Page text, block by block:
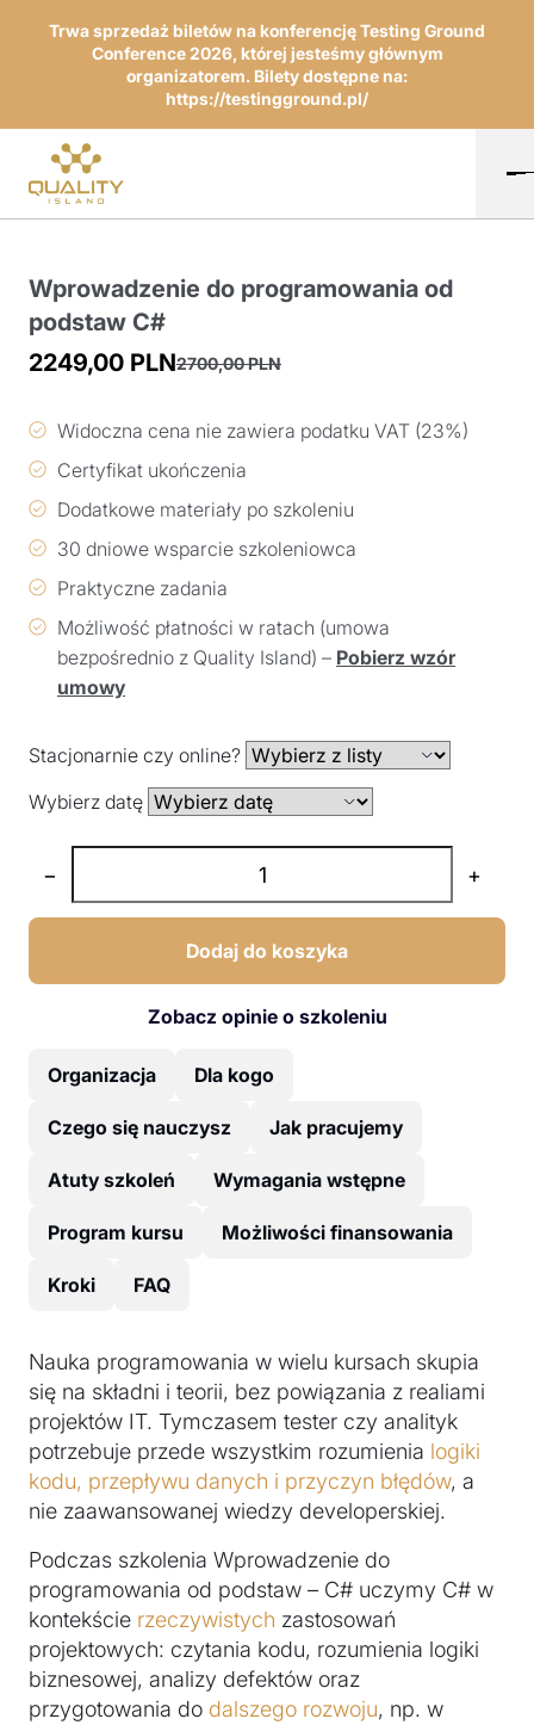
Trwa sprzedaż biletów na konferencję Testing Ground
Conference 2026, której jesteśmy głównym
organizatorem. Bilety dostępne na:
https://testingground.pl/
Wprowadzenie do programowania od
podstaw C#
2700,00PLN
cena
2700,00 PLN.
2249,00 PLN
cena
2249,00 PLN.
Widoczna cena nie zawiera podatku VAT (23%)
Certyfikat ukończenia
Dodatkowe materiały po szkoleniu
30 dniowe wsparcie szkoleniowca
Praktyczne zadania
Możliwość płatności w ratach (umowa
bezpośrednio z Quality Island) – Pobierz wzór
umowy
Stacjonarnie czy online?
Wybierz datę
− +
Dodaj do koszyka
Zobacz opinie o szkoleniu
Organizacja Dla kogo
Czego się nauczysz Jak pracujemy
Atuty szkoleń Wymagania wstępne
Program kursu Możliwości finansowania
Kroki FAQ
Nauka programowania w wielu kursach skupia
się na składni i teorii, bez powiązania z realiami
projektów IT. Tymczasem tester czy analityk
potrzebuje przede wszystkim rozumienia logiki
kodu, przepływu danych i przyczyn błędów, a
nie zaawansowanej wiedzy developerskiej.
Podczas szkolenia Wprowadzenie do
programowania od podstaw – C# uczymy C# w
kontekście rzeczywistych zastosowań
projektowych: czytania kodu, rozumienia logiki
biznesowej, analizy defektów oraz
przygotowania do dalszego rozwoju, np. w